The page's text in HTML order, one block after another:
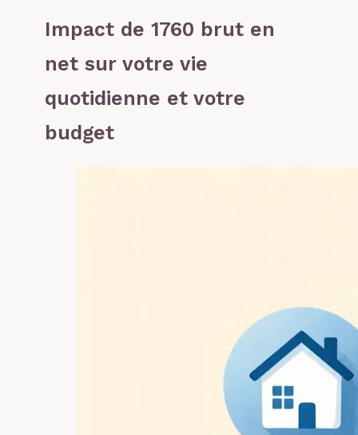
Impact de 1760 brut en
net sur votre vie
quotidienne et votre
budget